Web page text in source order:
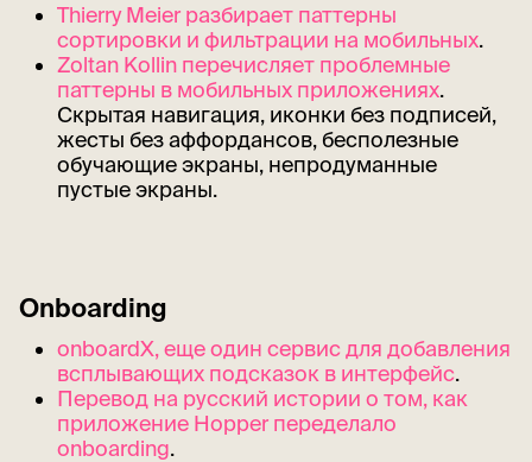
Thierry Meier разбирает паттерны
сортировки и фильтрации на мобильных.
Zoltan Kollin перечисляет проблемные
паттерны в мобильных приложениях.
Скрытая навигация, иконки без подписей,
жесты без аффордансов, бесполезные
обучающие экраны, непродуманные
пустые экраны.
Onboarding
onboardX, еще один сервис для добавления
всплывающих подсказок в интерфейс.
Перевод на русский истории о том, как
приложение Hopper переделало
onboarding.